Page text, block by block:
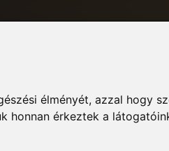
élményét, azzal hogy
honnan érkeztek a
Információ GTA